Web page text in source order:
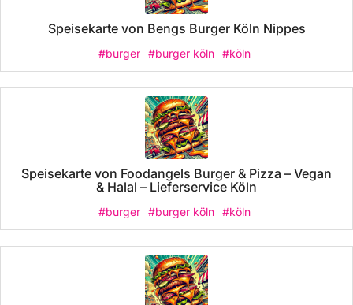
Speisekarte von Bengs Burger Köln Nippes
#burger #burger köln #köln
Speisekarte von Foodangels Burger & Pizza – Vegan
& Halal – Lieferservice Köln
#burger #burger köln #köln